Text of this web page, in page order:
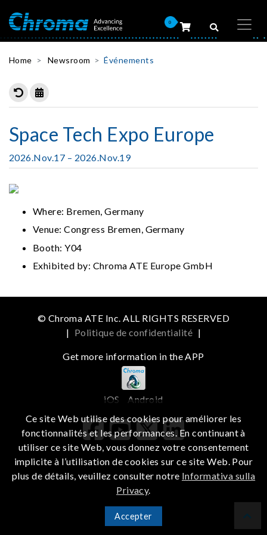
0
Home Newsroom Événements
Space Tech Expo Europe
2026.Nov.17 – 2026.Nov.19
Where: Bremen, Germany
Venue: Congress Bremen, Germany
Booth: Y04
Exhibited by: Chroma ATE Europe GmbH
© Chroma ATE Inc. ALL RIGHTS RESERVED
| Politique de confidentialité |
Get more information in the APP
iOS
Android
Ce site Web utilise des cookies pour améliorer les
fonctionnalités et les performances. En continuant à
utiliser ce site Web, vous donnez votre consentement
implicite à l’utilisation de cookies sur ce site Web. Pour
plus de détails, veuillez consulter notre Informativa sulla
Privacy.
Accepter